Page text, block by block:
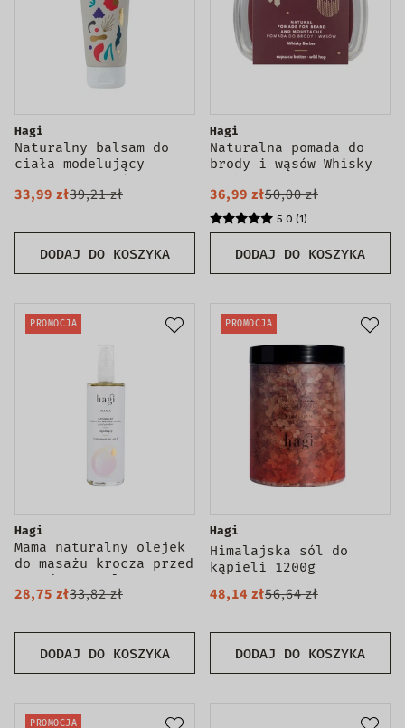
DODAJ DO KOSZYKA
Hagi
Naturalny balsam do
ciała modelujący
Malinowy Chruśniak
200ml
33,99 zł39,21 zł
DODAJ DO KOSZYKA
Hagi
Naturalna pomada do
brody i wąsów Whisky
Barber 70ml
36,99 zł50,00 zł
5.0 (1)
PROMOCJA
DODAJ DO KOSZYKA
Hagi
Mama naturalny olejek
do masażu krocza przed
porodem 100ml
28,75 zł33,82 zł
PROMOCJA
DODAJ DO KOSZYKA
Hagi
Himalajska sól do
kąpieli 1200g
48,14 zł56,64 zł
PROMOCJA